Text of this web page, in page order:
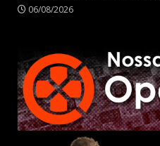
06/08/2026